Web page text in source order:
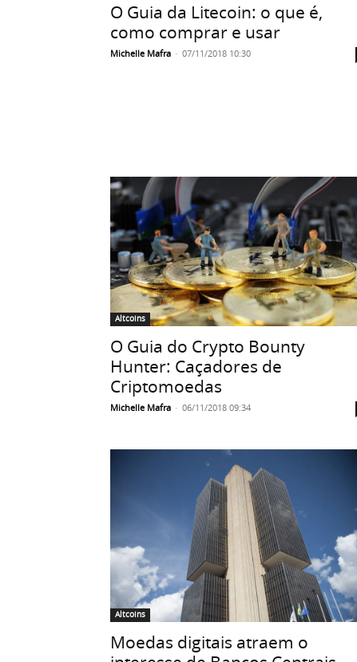
O Guia da Litecoin: o que é,
como comprar e usar
Michelle Mafra - 07/11/2018 10:30
Altcoins
O Guia do Crypto Bounty
Hunter: Caçadores de
Criptomoedas
Michelle Mafra - 06/11/2018 09:34
Altcoins
Moedas digitais atraem o